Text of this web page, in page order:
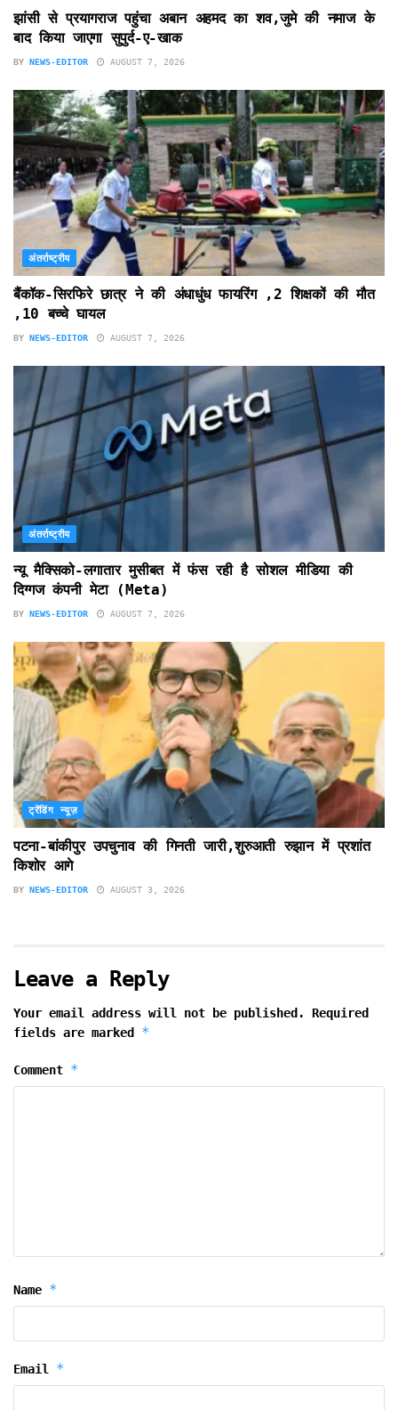
झांसी से प्रयागराज पहुंचा अबान अहमद का शव,जुमे की नमाज के
बाद किया जाएगा सुपुर्द-ए-खाक
BY NEWS-EDITOR AUGUST 7, 2026
अंतर्राष्ट्रीय
बैंकॉक-सिरफिरे छात्र ने की अंधाधुंध फायरिंग ,2 शिक्षकों की मौत
,10 बच्चे घायल
BY NEWS-EDITOR AUGUST 7, 2026
अंतर्राष्ट्रीय
न्यू मैक्सिको-लगातार मुसीबत में फंस रही है सोशल मीडिया की
दिग्गज कंपनी मेटा (Meta)
BY NEWS-EDITOR AUGUST 7, 2026
ट्रेंडिंग न्यूज़
पटना-बांकीपुर उपचुनाव की गिनती जारी,शुरुआती रुझान में प्रशांत
किशोर आगे
BY NEWS-EDITOR AUGUST 3, 2026
Leave a Reply
Your email address will not be published.
Required
fields are marked *
Comment *
Name *
Email *